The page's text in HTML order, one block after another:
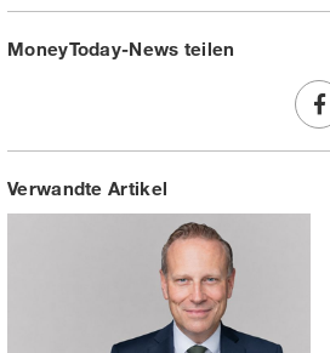
MoneyToday-News teilen
Verwandte Artikel